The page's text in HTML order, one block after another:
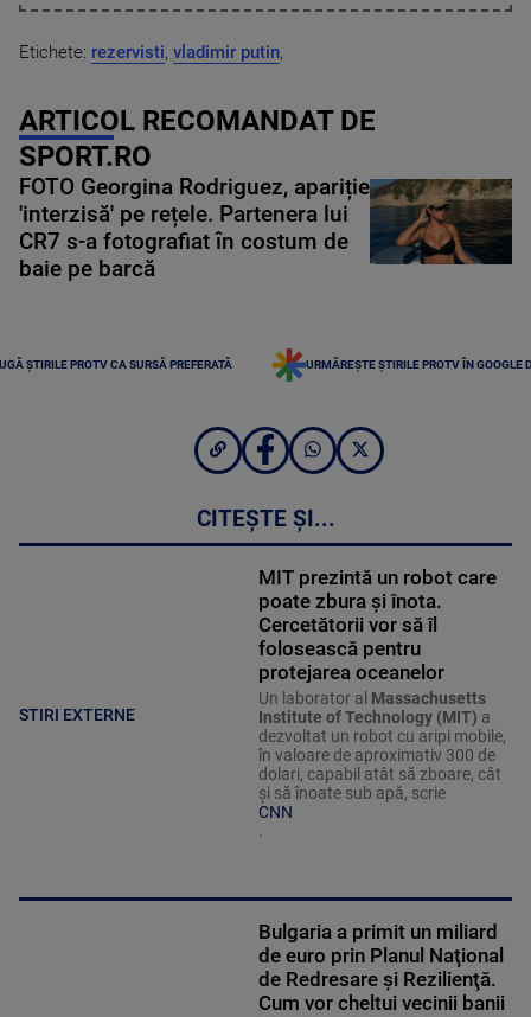
Etichete: rezervisti, vladimir putin,
ARTICOL RECOMANDAT DE
SPORT.RO
FOTO Georgina Rodriguez, apariție
'interzisă' pe rețele. Partenera lui
CR7 s-a fotografiat în costum de
baie pe barcă
ȘTIRILE PROTV CA SURSĂ PREFERATĂ URMĂREȘTE ȘTIRILE PROTV ÎN GOOGLE
CITEȘTE ȘI...
STIRI EXTERNE
MIT prezintă un robot care
poate zbura și înota.
Cercetătorii vor să îl
folosească pentru
protejarea oceanelor
Un laborator al Massachusetts
Institute of Technology (MIT) a
dezvoltat un robot cu aripi mobile,
în valoare de aproximativ 300 de
dolari, capabil atât să zboare, cât
și să înoate sub apă, scrie
CNN
.
Bulgaria a primit un miliard
de euro prin Planul Naţional
de Redresare şi Rezilienţă.
Cum vor cheltui vecinii banii